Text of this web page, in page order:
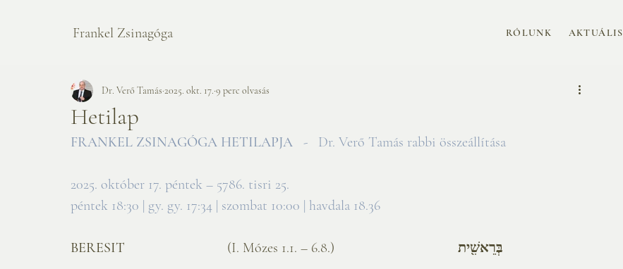
Frankel Zsinagóga RÓLUNK AKTUÁLIS
Hetilap
Dr. Verő Tamás 2025. okt. 17. 9 perc olvasás
FRANKEL ZSINAGÓGA HETILAPJA - Dr. Verő Tamás rabbi összeállítása
2025. október 17. péntek – 5786. tisri 25.
péntek 18:30 | gy. gy. 17:34 | szombat 10:00 | havdala 18.36
BERESIT (I. Mózes 1.1. – 6.8.)